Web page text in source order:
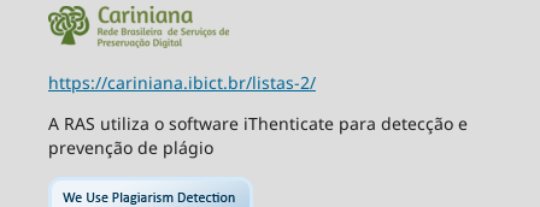
https://cariniana.ibict.br/listas-2/
A RAS utiliza o software iThenticate para detecção e
prevenção de plágio